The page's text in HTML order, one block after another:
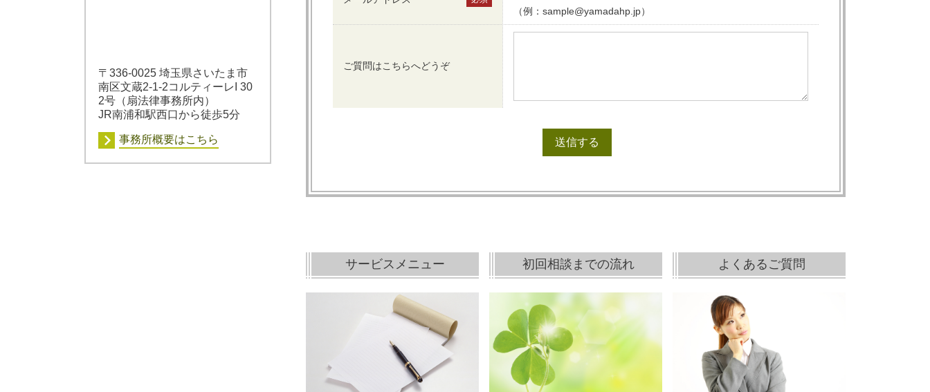
（例：sample@yamadahp.jp）
ご質問はこちらへどうぞ
サービスメニュー 初回相談までの流れ よくあるご質問
〒336-0025 埼玉県さいたま市
南区文蔵2-1-2コルティーレI 30
2号（扇法律事務所内）
JR南浦和駅西口から徒歩5分
事務所概要はこちら